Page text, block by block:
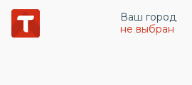
Ваш город
не выбран